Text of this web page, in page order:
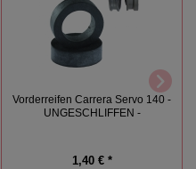
Vorderreifen Carrera Servo 140 -
UNGESCHLIFFEN -
1,40 € *